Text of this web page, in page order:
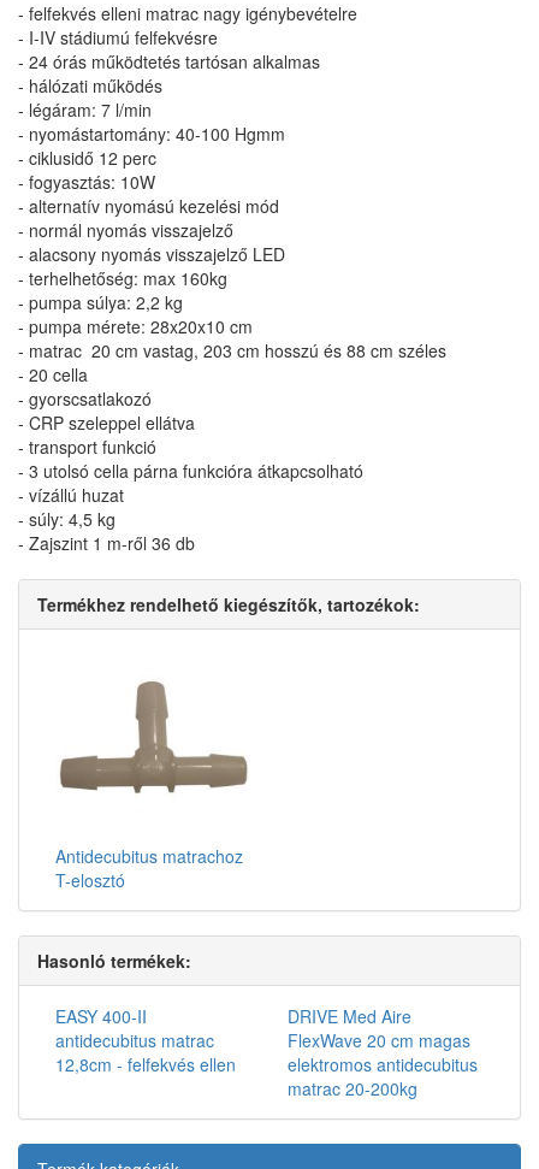
- felfekvés elleni matrac nagy igénybevételre
- I-IV stádiumú felfekvésre
- 24 órás működtetés tartósan alkalmas
- hálózati működés
- légáram: 7 l/min
- nyomástartomány: 40-100 Hgmm
- ciklusidő 12 perc
- fogyasztás: 10W
- alternatív nyomású kezelési mód
- normál nyomás visszajelző
- alacsony nyomás visszajelző LED
- terhelhetőség: max 160kg
- pumpa súlya: 2,2 kg
- pumpa mérete: 28x20x10 cm
- matrac 20 cm vastag, 203 cm hosszú és 88 cm széles
- 20 cella
- gyorscsatlakozó
- CRP szeleppel ellátva
- transport funkció
- 3 utolsó cella párna funkcióra átkapcsolható
- vízállú huzat
- súly: 4,5 kg
- Zajszint 1 m-ről 36 db
Termékhez rendelhető kiegészítők, tartozékok:
Antidecubitus matrachoz
T-elosztó
Hasonló termékek:
EASY 400-II
antidecubitus matrac
12,8cm - felfekvés ellen
DRIVE Med Aire
FlexWave 20 cm magas
elektromos antidecubitus
matrac 20-200kg